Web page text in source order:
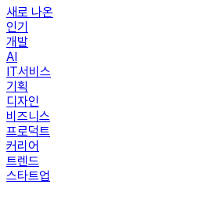
새로 나온
인기
개발
AI
IT서비스
기획
디자인
비즈니스
프로덕트
커리어
트렌드
스타트업